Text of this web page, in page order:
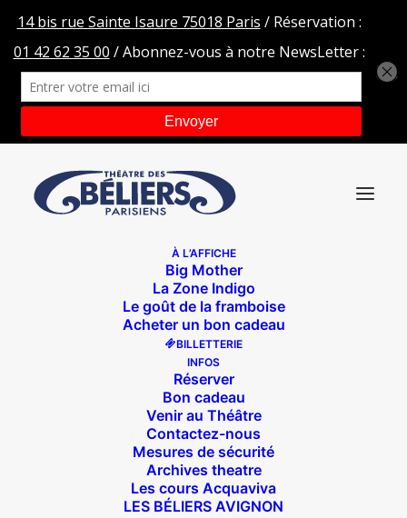
À L’AFFICHE
Big Mother
La Zone Indigo
Le goût de la framboise
Acheter un bon cadeau
BILLETTERIE
INFOS
Réserver
Bon cadeau
Venir au Théâtre
Contactez-nous
Mesures de sécurité
Archives theatre
Les cours Acquaviva
LES BÉLIERS AVIGNON
HEADER-site-cedre
Le dernier cèdre du Liban HEADER-site-cedre